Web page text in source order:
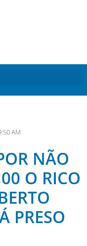
AM
NÃO
O RICO
PRESO